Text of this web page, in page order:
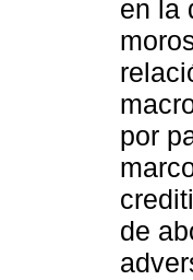
en la
por
de